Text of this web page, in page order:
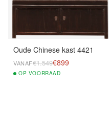
Oude Chinese kast 4421
VANAF€1.549€899
OP VOORRAAD